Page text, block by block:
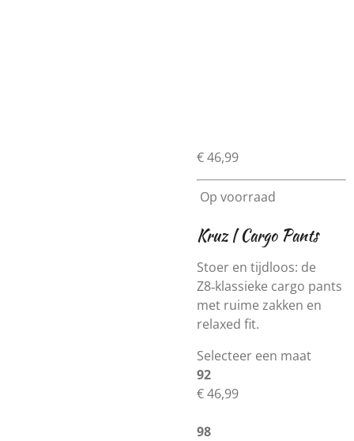
€ 46,99
Op voorraad
Kruz | Cargo Pants
Stoer en tijdloos: de
Z8‑klassieke cargo pants
met ruime zakken en
relaxed fit.
Selecteer een maat
92
€ 46,99
98